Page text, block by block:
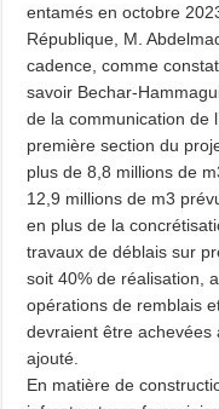
entamés en octobre
République, M.
cadence, comme
savoir Bechar-
de la communication de
première section du
plus de 8,8 millions de
12,9 millions de m3
en plus de la
travaux de déblais sur
soit 40% de réalisation,
opérations de remblais
devraient être
ajouté.
En matière de